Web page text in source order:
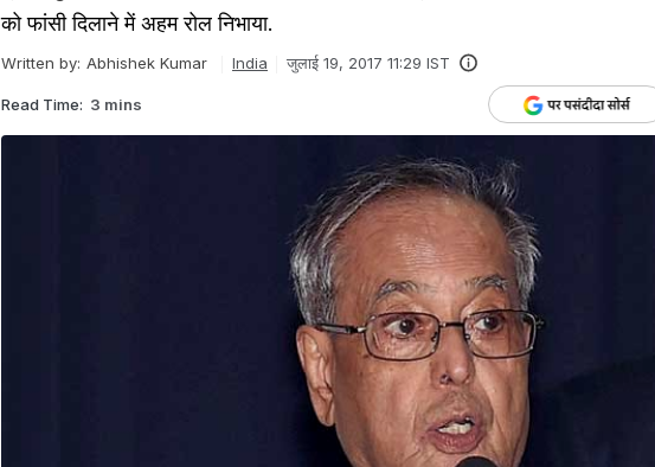
को फांसी दिलाने में अहम रोल निभाया.
Written by: Abhishek Kumar India जुलाई 19, 2017 11:29 IST
Read Time: 3 mins